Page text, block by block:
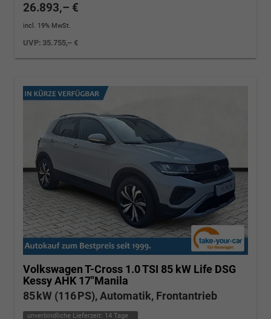
26.893,– €
incl. 19% MwSt.
UVP: 35.755,– €
Volkswagen T-Cross 1.0 TSI 85 kW Life DSG
Kessy AHK 17"Manila
85 kW (116 PS), Automatik, Frontantrieb
unverbindliche Lieferzeit: 14 Tage